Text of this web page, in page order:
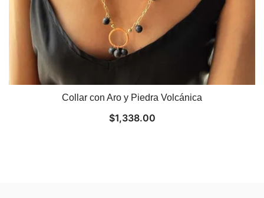
Collar con Aro y Piedra Volcánica
$1,338.00